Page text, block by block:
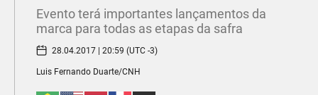
Evento terá importantes lançamentos da
marca para todas as etapas da safra
28.04.2017 | 20:59 (UTC -3)
Luis Fernando Duarte/CNH